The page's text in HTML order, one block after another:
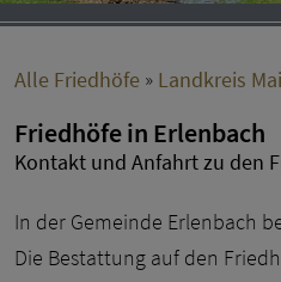
Alle Friedhöfe » Landkreis
Friedhöfe in Erlenbach
Kontakt und Anfahrt zu den
In der Gemeinde Erlenbach
Die Bestattung auf den